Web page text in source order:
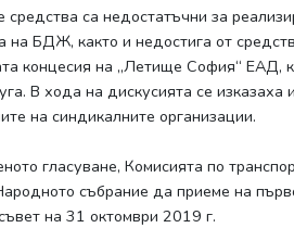
са недостатъчни за
на БДЖ, както и недостига от
концесия на „Летище София“ ЕАД,
В хода на дискусията се
на синдикалните организации.
гласуване, Комисията по
събрание да приеме на
на 31 октомври 2019 г.